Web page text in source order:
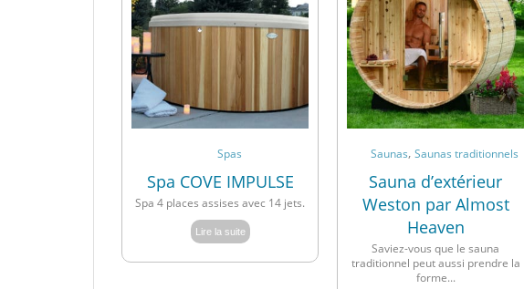
Spas
Spa COVE IMPULSE
Spa 4 places assises avec 14 jets.
Lire la suite
Saunas, Saunas traditionnels
Sauna d’extérieur
Weston par Almost
Heaven
Saviez-vous que le sauna
traditionnel peut aussi prendre la
forme...